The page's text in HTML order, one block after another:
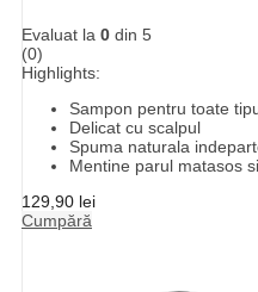
Evaluat la 0 din 5
(0)
Highlights:
Sampon pentru toate
Delicat cu scalpul
Spuma naturala
Mentine parul matasos
129,90 lei
Cumpără